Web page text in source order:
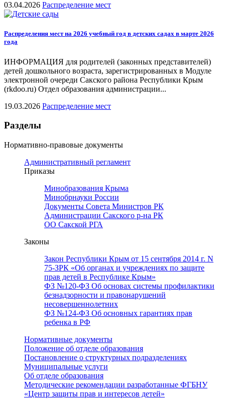
03.04.2026 Распределение мест
Распределения мест на 2026 учебный год в детских садах в марте 2026
года
ИНФОРМАЦИЯ для родителей (законных представителей)
детей дошкольного возраста, зарегистрированных в Модуле
электронной очереди Сакского района Республики Крым
(rkdoo.ru) Отдел образования администрации...
19.03.2026 Распределение мест
Разделы
Нормативно-правовые документы
Административный регламент
Приказы
Минобразования Крыма
Минобрнауки России
Документы Совета Министров РК
Администрации Сакского р-на РК
ОО Сакской РГА
Законы
Закон Республики Крым от 15 сентября 2014 г. N
75-ЗРК «Об органах и учреждениях по защите
прав детей в Республике Крым»
ФЗ №120-ФЗ Об основах системы профилактики
безнадзорности и правонарушений
несовершеннолетних
ФЗ №124-ФЗ Об основных гарантиях прав
ребенка в РФ
Нормативные документы
Положение об отделе образования
Постановление о структурных подразделениях
Муниципальные услуги
Об отделе образования
Методические рекомендации разработанные ФГБНУ
«Центр защиты прав и интересов детей»